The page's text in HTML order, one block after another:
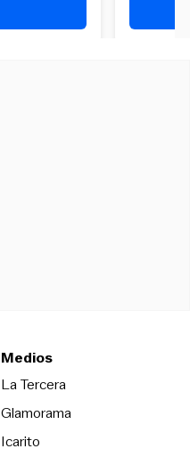
Medios
La TerceraOpens in new
Glamorama
Icarito